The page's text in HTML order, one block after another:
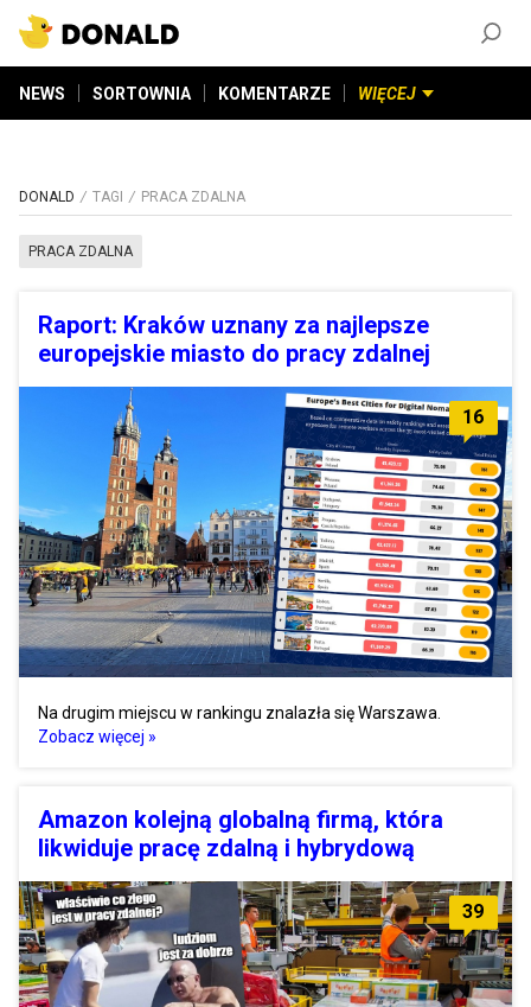
NEWS SORTOWNIA KOMENTARZE WIĘCEJ
DONALD TAGI PRACA ZDALNA
PRACA ZDALNA
Raport: Kraków uznany za najlepsze
europejskie miasto do pracy zdalnej
16
Na drugim miejscu w rankingu znalazła się Warszawa.
Zobacz więcej »
Amazon kolejną globalną firmą, która
likwiduje pracę zdalną i hybrydową
39